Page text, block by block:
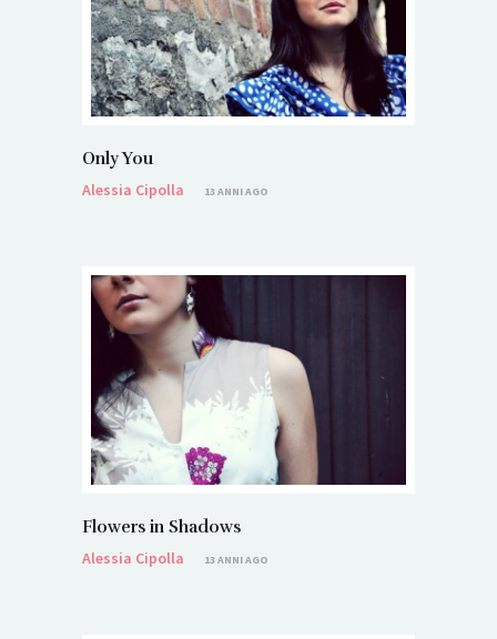
Only You
Alessia Cipolla
13 ANNI AGO
Flowers in Shadows
Alessia Cipolla
13 ANNI AGO